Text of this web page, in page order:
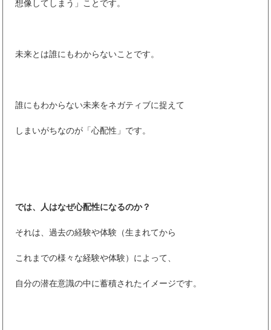
想像してしまう」ことです。
未来とは誰にもわからないことです。
誰にもわからない未来をネガティブに捉えて
しまいがちなのが「心配性」です。
では、人はなぜ心配性になるのか？
それは、過去の経験や体験（生まれてから
これまでの様々な経験や体験）によって、
自分の潜在意識の中に蓄積されたイメージです。